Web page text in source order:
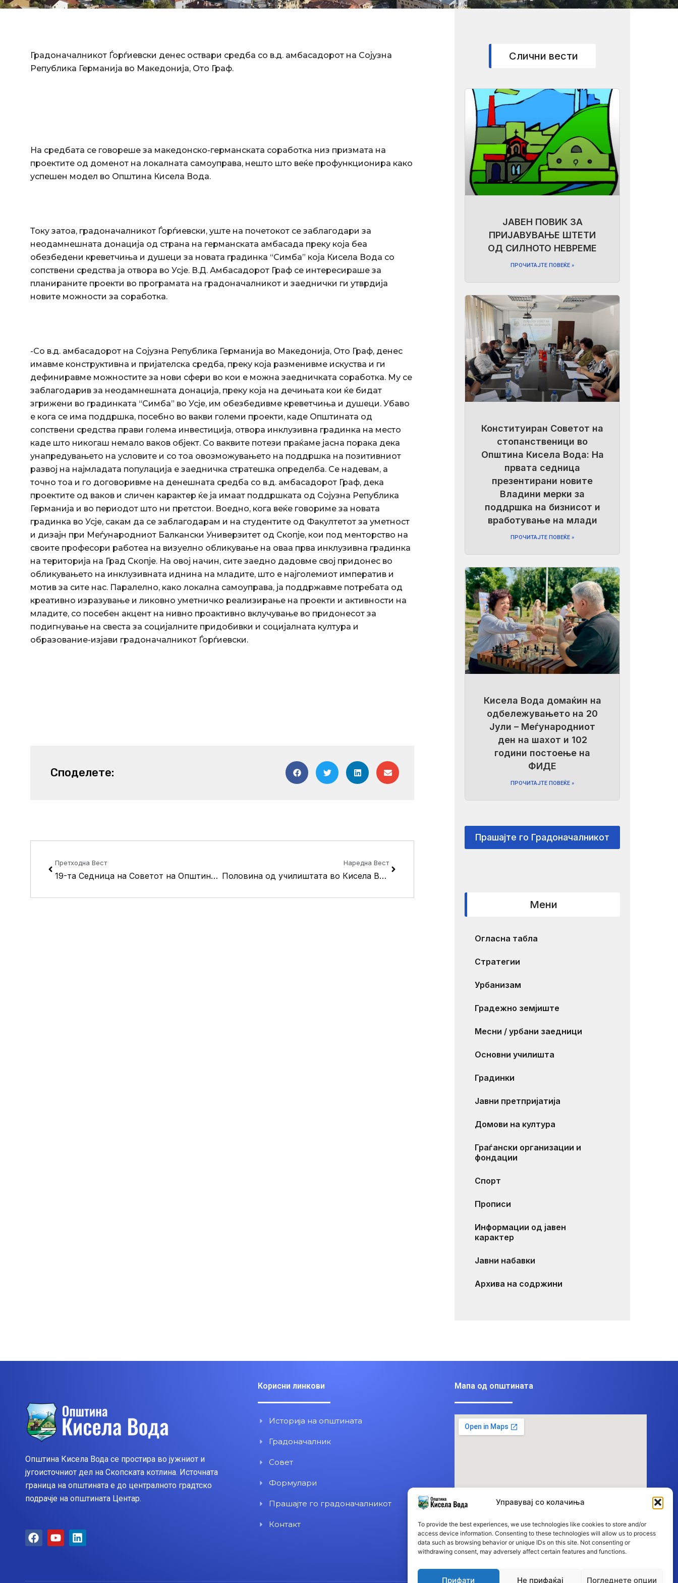
Управувај со колачиња
To provide the best experiences, we use technologies like cookies to store and/or
access device information. Consenting to these technologies will allow us to process
data such as browsing behavior or unique IDs on this site. Not consenting or
withdrawing consent, may adversely affect certain features and functions.
Прифати Не прифаќај Погледнете опции
Градоначалникот Ѓорѓиевски денес оствари средба со в.д. амбасадорот на Сојузна
Република Германија во Македонија, Ото Граф.
На средбата се говореше за македонско-германската соработка низ призмата на
проектите од доменот на локалната самоуправа, нешто што веќе профункционира како
успешен модел во Општина Кисела Вода.
Току затоа, градоначалникот Ѓорѓиевски, уште на почетокот се заблагодари за
неодамнешната донација од страна на германската амбасада преку која беа
обезбедени креветчиња и душеци за новата градинка “Симба” која Кисела Вода со
сопствени средства ја отвора во Усје. В.Д. Амбасадорот Граф се интересираше за
планираните проекти во програмата на градоначалникот и заеднички ги утврдија
новите можности за соработка.
-Со в.д. амбасадорот на Сојузна Република Германија во Македонија, Ото Граф, денес
имавме конструктивна и пријателска средба, преку која разменивме искуства и ги
дефиниравме можностите за нови сфери во кои е можна заедничката соработка. Му се
заблагодарив за неодамнешната донација, преку која на дечињата кои ќе бидат
згрижени во градинката “Симба” во Усје, им обезбедивме креветчиња и душеци. Убаво
е кога се има поддршка, посебно во вакви големи проекти, каде Општината од
сопствени средства прави голема инвестиција, отвора инклузивна градинка на место
каде што никогаш немало ваков објект. Со ваквите потези праќаме јасна порака дека
унапредувањето на условите и со тоа овозможувањето на поддршка на позитивниот
развој на најмладата популација е заедничка стратешка определба. Се надевам, а
точно тоа и го договоривме на денешната средба со в.д. амбасадорот Граф, дека
проектите од ваков и сличен карактер ќе ја имаат поддршката од Сојузна Република
Германија и во периодот што ни претстои. Воедно, кога веќе говориме за новата
градинка во Усје, сакам да се заблагодарам и на студентите од Факултетот за уметност
и дизајн при Меѓународниот Балкански Универзитет од Скопје, кои под менторство на
своите професори работеа на визуелно обликување на оваа прва инклузивна градинка
на територија на Град Скопје. На овој начин, сите заедно дадовме свој придонес во
обликувањето на инклузивната иднина на младите, што е најголемиот императив и
мотив за сите нас. Паралелно, како локална самоуправа, ја поддржавме потребата од
креативно изразување и ликовно уметничко реализирање на проекти и активности на
младите, со посебен акцент на нивно проактивно вклучување во придонесот за
подигнување на свеста за социјалните придобивки и социјалната култура и
образование-изјави градоначалникот Ѓорѓиевски.
Споделете:
Претходна Вест
19-та Седница на Советот на Општина Кисела Вода
Наредна Вест
Половина од училиштата во Кисела Вода опремени со сензорни соби: oтворена нова во ООУ “Круме Кепески”
Слични вести
ЈАВЕН ПОВИК ЗА
ПРИЈАВУВАЊЕ ШТЕТИ
ОД СИЛНОТО НЕВРЕМЕ
ПРОЧИТАЈТЕ ПОВЕЌЕ »
Конституиран Советот на
стопанственици во
Општина Кисела Вода: На
првата седница
презентирани новите
Владини мерки за
поддршка на бизнисот и
вработување на млади
ПРОЧИТАЈТЕ ПОВЕЌЕ »
Кисела Вода домаќин на
одбележувањето на 20
Јули – Меѓународниот
ден на шахот и 102
години постоење на
ФИДЕ
ПРОЧИТАЈТЕ ПОВЕЌЕ »
Прашајте го Градоначалникот
Мени
Огласна табла
Стратегии
Урбанизам
Градежно земјиште
Месни / урбани заедници
Основни училишта
Градинки
Јавни претпријатија
Домови на култура
Граѓански организации и
фондации
Спорт
Прописи
Информации од јавен
карактер
Јавни набавки
Архива на содржини
Општина Кисела Вода се простира во јужниот и
југоисточниот дел на Скопската котлина. Источната
граница на општината е до централното градтско
подрачје на општината Центар.
F
a
Y
o
L
i
Корисни линкови
Историја на општината
Градоначалник
Совет
Формулари
Прашајте го градоначалникот
Контакт
Мапа од општината